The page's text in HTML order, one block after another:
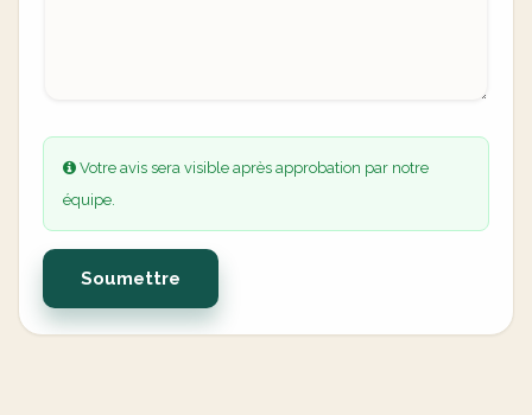
Votre avis sera visible après approbation par notre
équipe.
Soumettre